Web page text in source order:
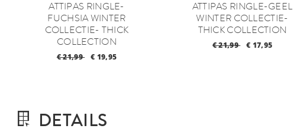
ATTIPAS RINGLE-
FUCHSIA WINTER
COLLECTIE- THICK
COLLECTION
€ 21,99 € 19,95
ATTIPAS RINGLE-GEEL
WINTER COLLECTIE-
THICK COLLECTION
€ 21,99 € 17,95
DETAILS